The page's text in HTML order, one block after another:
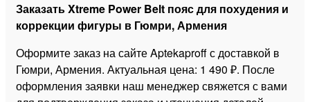
Заказать Xtreme Power Belt пояс для похудения и
коррекции фигуры в Гюмри, Армения
Оформите заказ на сайте Aptekaproff с доставкой в
Гюмри, Армения. Актуальная цена: 1 490 ₽. После
оформления заявки наш менеджер свяжется с вами